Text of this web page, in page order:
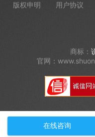
版权申明 用户协议
商标：
官网：
在线咨询